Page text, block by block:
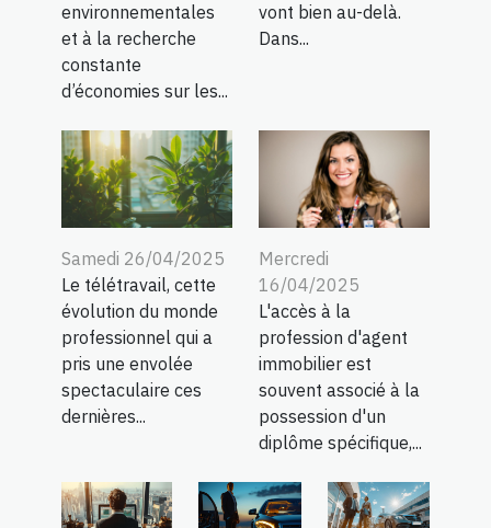
environnementales
et à la recherche
constante
d’économies sur les...
vont bien au-delà.
Dans...
Samedi 26/04/2025
Le télétravail, cette
évolution du monde
professionnel qui a
pris une envolée
spectaculaire ces
dernières...
Mercredi
16/04/2025
L'accès à la
profession d'agent
immobilier est
souvent associé à la
possession d'un
diplôme spécifique,...